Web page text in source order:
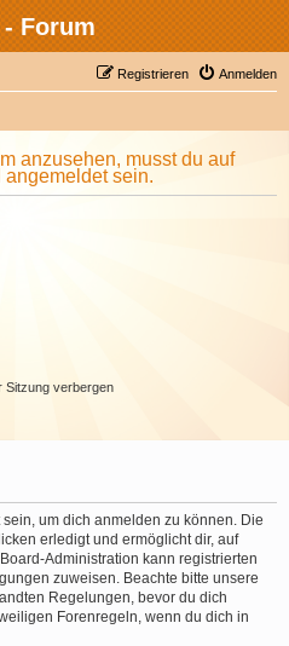
- Forum
Anmelden
Registrieren
anzusehen, musst du auf
sein.
Sitzung verbergen
um dich anmelden zu können. Die
erledigt und ermöglicht dir, auf
Administration kann registrierten
zuweisen. Beachte bitte unsere
Regelungen, bevor du dich
Forenregeln, wenn du dich in